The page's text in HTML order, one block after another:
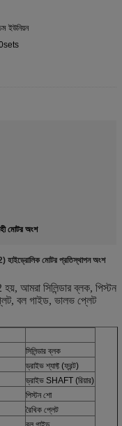
ইউনিয়ন
মোটর অংশ
মোটর প্রতিস্থাপন অংশ
আমরা সিলিন্ডার ব্লক, পিস্টন
বল গাইড, ভালভ প্লেট
সিলিন্ডার ব্লক
ড্রাইভ শ্যাফ্ট (ফ্রন্ট)
ড্রাইভ SHAFT (রিয়ার)
পিস্টন শো
রৈখিক প্লেট